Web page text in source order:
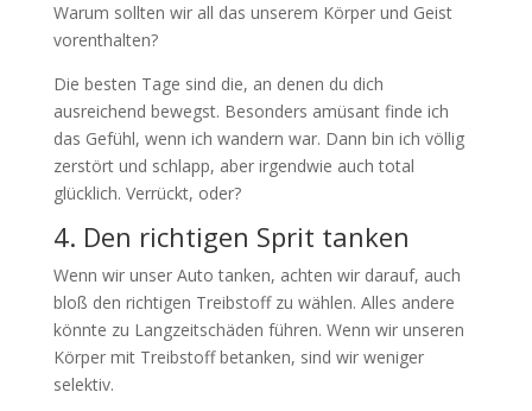
Warum sollten wir all das unserem Körper und Geist
vorenthalten?
Die besten Tage sind die, an denen du dich
ausreichend bewegst. Besonders amüsant finde ich
das Gefühl, wenn ich wandern war. Dann bin ich völlig
zerstört und schlapp, aber irgendwie auch total
glücklich. Verrückt, oder?
4. Den richtigen Sprit tanken
Wenn wir unser Auto tanken, achten wir darauf, auch
bloß den richtigen Treibstoff zu wählen. Alles andere
könnte zu Langzeitschäden führen. Wenn wir unseren
Körper mit Treibstoff betanken, sind wir weniger
selektiv.